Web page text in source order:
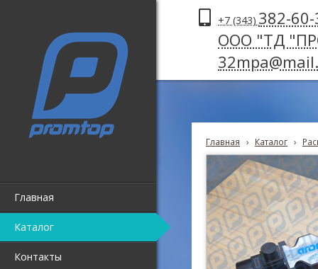
Главная
Каталог
Контакты
+7 (343) 382-
ООО "ТД
Главная › Каталог ›